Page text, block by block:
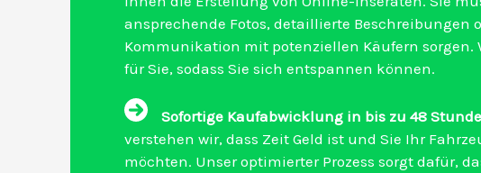
ansprechende Fotos, detaillierte Beschreibungen
Kommunikation mit potenziellen Käufern sorgen.
für Sie, sodass Sie sich entspannen können.
Sofortige Kaufabwicklung in bis zu 48
verstehen wir, dass Zeit Geld ist und Sie Ihr
möchten. Unser optimierter Prozess sorgt dafür,